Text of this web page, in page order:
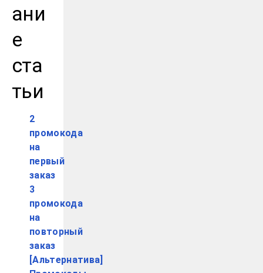
ани
е
ста
тьи
2
промокода
на
первый
заказ
3
промокода
на
повторный
заказ
[Альтернатива]